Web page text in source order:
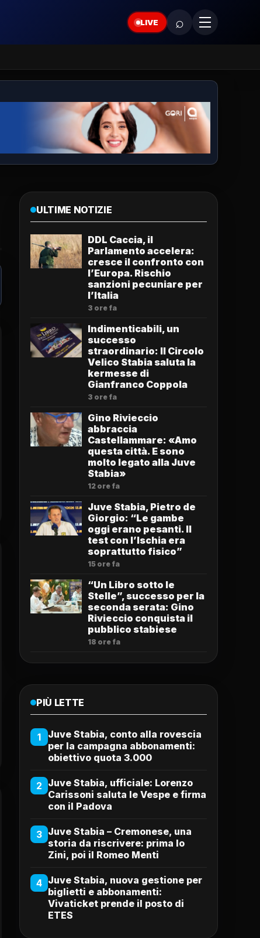
LIVE ⌕
ULTIME NOTIZIE
DDL Caccia, il
Parlamento accelera:
cresce il confronto con
l’Europa. Rischio
sanzioni pecuniare per
l’Italia
3 ore fa
Indimenticabili, un
successo
straordinario: Il Circolo
Velico Stabia saluta la
kermesse di
Gianfranco Coppola
3 ore fa
Gino Rivieccio
abbraccia
Castellammare: «Amo
questa città. E sono
molto legato alla Juve
Stabia»
12 ore fa
Juve Stabia, Pietro de
Giorgio: “Le gambe
oggi erano pesanti. Il
test con l’Ischia era
soprattutto fisico”
15 ore fa
“Un Libro sotto le
Stelle”, successo per la
seconda serata: Gino
Rivieccio conquista il
pubblico stabiese
18 ore fa
PIÙ LETTE
1
Juve Stabia, conto alla rovescia
per la campagna abbonamenti:
obiettivo quota 3.000
2 Juve Stabia, ufficiale: Lorenzo
Carissoni saluta le Vespe e firma
con il Padova
3 Juve Stabia – Cremonese, una
storia da riscrivere: prima lo
Zini, poi il Romeo Menti
4 Juve Stabia, nuova gestione per
biglietti e abbonamenti:
Vivaticket prende il posto di
ETES